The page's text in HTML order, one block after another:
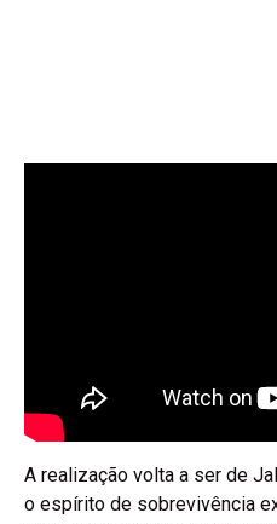
A realização volta a ser de
o espírito de sobrevivência